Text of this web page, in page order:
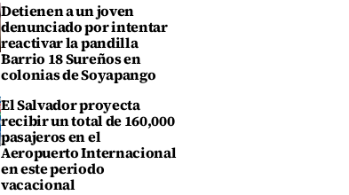
Detienen a un joven
denunciado por intentar
reactivar la pandilla
Barrio 18 Sureños en
colonias de Soyapango
El Salvador proyecta
recibir un total de 160,000
pasajeros en el
Aeropuerto Internacional
en este periodo
vacacional